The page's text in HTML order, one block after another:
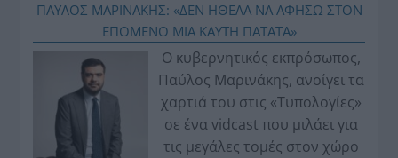
ΠΑΥΛΟΣ ΜΑΡΙΝΑΚΗΣ: «ΔΕΝ ΗΘΕΛΑ ΝΑ ΑΦΗΣΩ ΣΤΟΝ
ΕΠΟΜΕΝΟ ΜΙΑ ΚΑΥΤΗ ΠΑΤΑΤΑ»
Ο κυβερνητικός εκπρόσωπος,
Παύλος Μαρινάκης, ανοίγει τα
χαρτιά του στις «Τυπολογίες»
σε ένα vidcast που μιλάει για
τις μεγάλες τομές στον χώρο